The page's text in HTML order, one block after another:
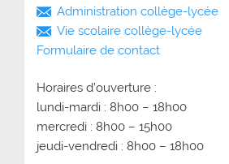
Administration collège-lycée
Vie scolaire collège-lycée
Formulaire de contact
Horaires d’ouverture :
lundi-mardi : 8h00 – 18h00
mercredi : 8h00 – 15h00
jeudi-vendredi : 8h00 – 18h00